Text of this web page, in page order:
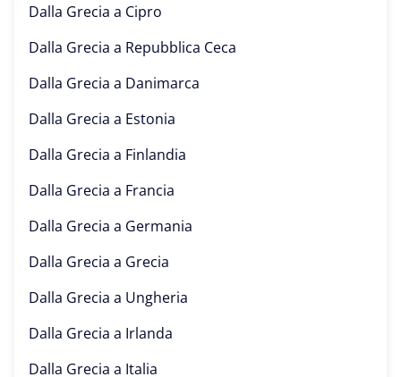
Dalla Grecia a Cipro
Dalla Grecia a Repubblica Ceca
Dalla Grecia a Danimarca
Dalla Grecia a Estonia
Dalla Grecia a Finlandia
Dalla Grecia a Francia
Dalla Grecia a Germania
Dalla Grecia a Grecia
Dalla Grecia a Ungheria
Dalla Grecia a Irlanda
Dalla Grecia a Italia